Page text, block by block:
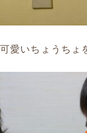
可愛いちょうちょ